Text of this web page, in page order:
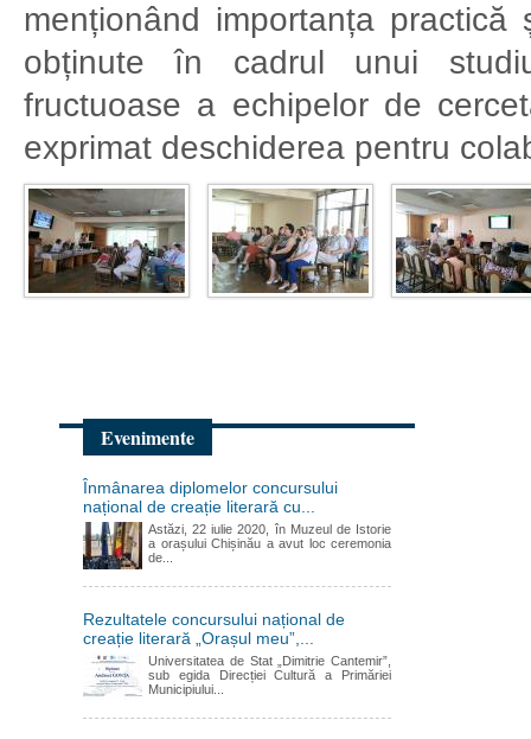
menționând importanța
obținute în cadrul unui
fructuoase a echipelor de
exprimat deschiderea pentru
Evenimente
Înmânarea diplomelor concursului
național de creație literară cu...
Astăzi, 22 iulie 2020, în Muzeul de Istorie
a orașului Chișinău a avut loc ceremonia
de...
Rezultatele concursului național de
creație literară „Orașul meu”,...
Universitatea de Stat „Dimitrie Cantemir”,
sub egida Direcției Cultură a Primăriei
Municipiului...